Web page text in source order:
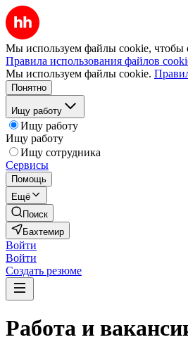
Мы используем файлы cookie, чтобы
Правила использования файлов
Мы используем файлы cookie.
Понятно
Ищу работу
Ищу работу
Ищу работу
Ищу сотрудника
Сервисы
Помощь
Ещё
Поиск
Бахтемир
Войти
Войти
Создать резюме
Работа и